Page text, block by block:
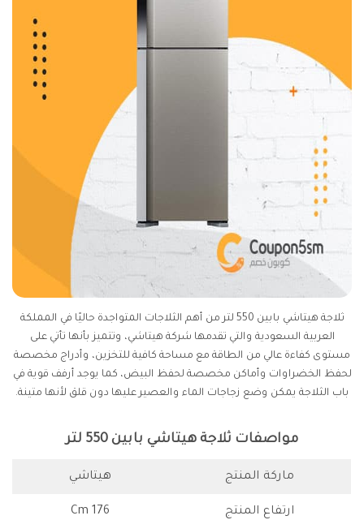
ثلاجة هيتاشي بابين 550 لتر من أهم الثلاجات المتواجدة حاليًا في المملكة
العربية السعودية والتي تقدمها شركة هيتاشي، وتتميز بأنها تأتي على
مستوى كفاءة عالي من الطاقة مع مساحة كافية للتخزين، وأدراج مخصصة
لحفظ الخضراوات وأماكن مخصصة لحفظ البيض، كما يوجد أرفف قوية في
باب الثلاجة يمكن وضع زجاجات الماء والعصير عليها دون قلق لأنها متينة.
مواصفات ثلاجة هيتاشي بابين 550 لتر
ماركة المنتج هيتاشي
ارتفاع المنتج 176 Cm